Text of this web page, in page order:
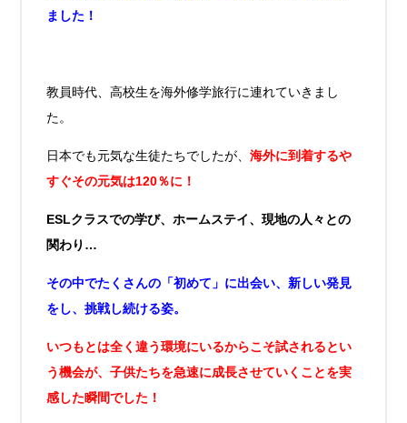
ました！
教員時代、高校生を海外修学旅行に連れていきまし
た。
日本でも元気な生徒たちでしたが、海外に到着するや
すぐその元気は120％に！
ESLクラスでの学び、ホームステイ、現地の人々との
関わり…
その中でたくさんの「初めて」に出会い、新しい発見
をし、挑戦し続ける姿。
いつもとは全く違う環境にいるからこそ試されるとい
う機会が、子供たちを急速に成長させていくことを実
感した瞬間でした！